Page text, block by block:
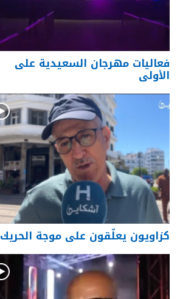
فعاليات مهرجان السعيدية على
الأولى
كزاويون يعلّقون على موجة الحريك